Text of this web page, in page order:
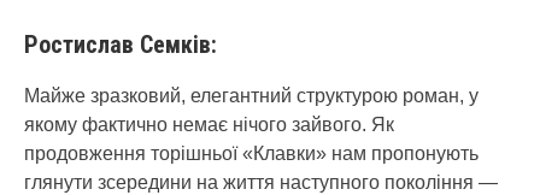
Ростислав Семків:
Майже зразковий, елегантний структурою роман, у
якому фактично немає нічого зайвого. Як
продовження торішньої «Клавки» нам пропонують
глянути зсередини на життя наступного покоління —